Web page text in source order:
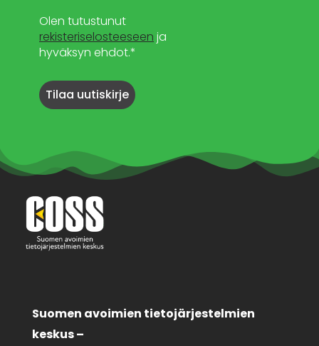
Olen tutustunut
rekisteriselosteeseen ja
hyväksyn ehdot.*
Suomen avoimien tietojärjestelmien
keskus –